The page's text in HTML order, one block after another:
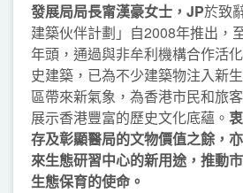
發展局局長甯漢豪女士 ， JP於致
建築伙伴計劃」自2008年推出，
年頭，通過與非牟利機構合作活
史建築，已為不少建築物注入新
區帶來新氣象，為香港市民和旅
展示香港豐富的歷史文化底蘊。
存及彰顯醫局的文物價值之餘，
來生態研習中心的新用途，推動
生態保育的使命。